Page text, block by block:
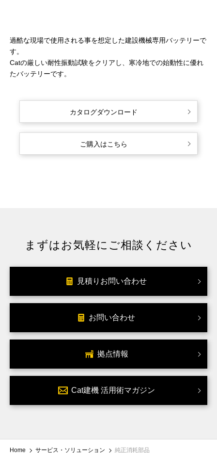
過酷な現場で使用される事を想定した建設機械専用バッテリーで
す。
Catの厳しい耐性振動試験をクリアし、寒冷地での始動性に優れ
たバッテリーです。
カタログダウンロード
ご購入はこちら
まずはお気軽にご相談ください
見積りお問い合わせ
お問い合わせ
拠点情報
Cat建機 活用術マガジン
Home サービス・ソリューション 純正消耗部品